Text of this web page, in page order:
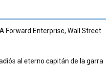
Forward Enterprise, Wall Street
al eterno capitán de la garra